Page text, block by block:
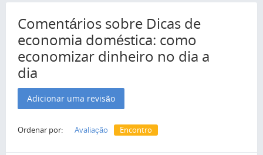
Comentários sobre Dicas de
economia doméstica: como
economizar dinheiro no dia a
dia
Adicionar uma revisão
Ordenar por: Avaliação Encontro